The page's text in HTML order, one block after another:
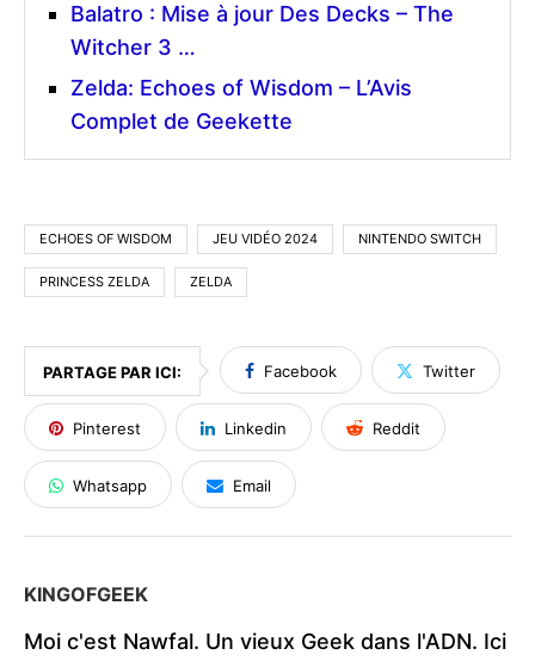
Balatro : Mise à jour Des Decks – The
Witcher 3 …
Zelda: Echoes of Wisdom – L’Avis
Complet de Geekette
ECHOES OF WISDOM JEU VIDÉO 2024 NINTENDO SWITCH
PRINCESS ZELDA ZELDA
PARTAGE PAR ICI: Facebook Twitter
Pinterest Linkedin Reddit
Whatsapp Email
KINGOFGEEK
Moi c'est Nawfal. Un vieux Geek dans l'ADN. Ici